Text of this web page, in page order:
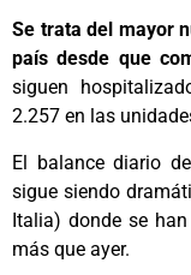
Se trata del mayor
país desde que
siguen
2.257 en las
El balance diario
sigue siendo
Italia) donde se
más que ayer.